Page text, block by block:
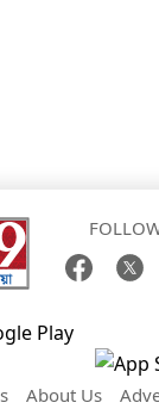
About Us